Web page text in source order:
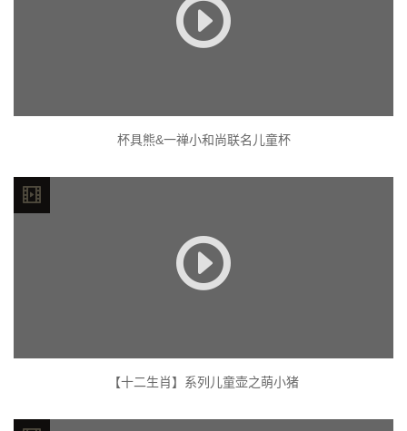
杯具熊&一禅小和尚联名儿童杯
【十二生肖】系列儿童壶之萌小猪